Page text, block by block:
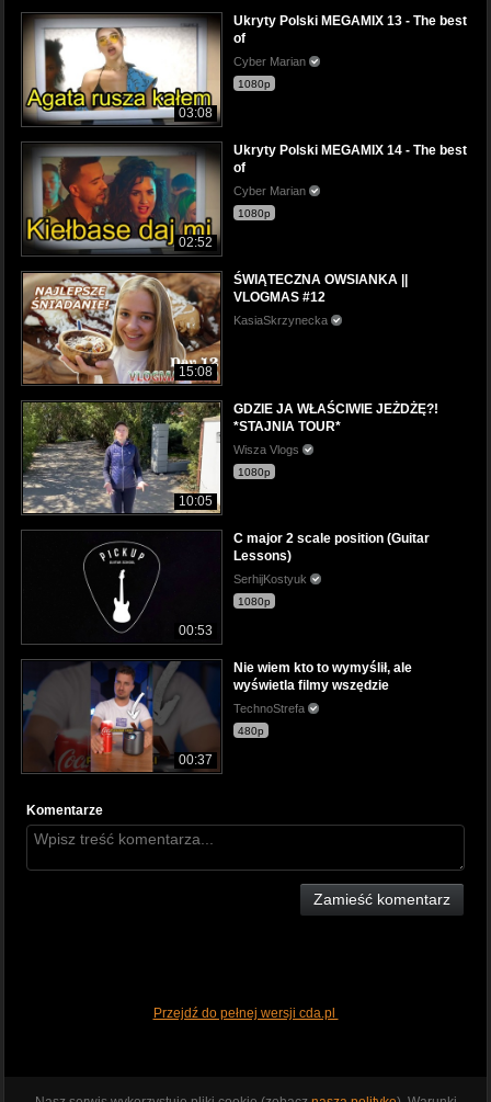
03:08
Ukryty Polski MEGAMIX 13 - The best
of
Cyber Marian
1080p
02:52
Ukryty Polski MEGAMIX 14 - The best
of
Cyber Marian
1080p
15:08
ŚWIĄTECZNA OWSIANKA ||
VLOGMAS #12
KasiaSkrzynecka
10:05
GDZIE JA WŁAŚCIWIE JEŻDŻĘ?!
*STAJNIA TOUR*
Wisza Vlogs
1080p
00:53
C major 2 scale position (Guitar
Lessons)
SerhijKostyuk
1080p
00:37
Nie wiem kto to wymyślił, ale
wyświetla filmy wszędzie
TechnoStrefa
480p
Komentarze
Zamieść komentarz
Przejdź do pełnej wersji cda.pl